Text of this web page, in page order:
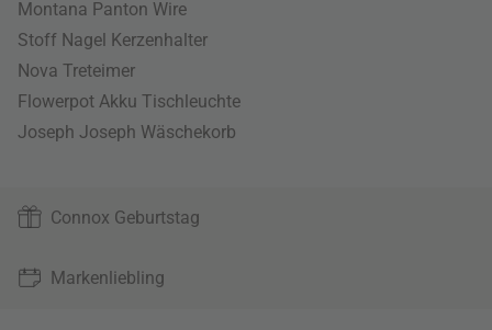
Montana Panton Wire
Stoff Nagel Kerzenhalter
Nova Treteimer
Flowerpot Akku Tischleuchte
Joseph Joseph Wäschekorb
Connox Geburtstag
Markenliebling